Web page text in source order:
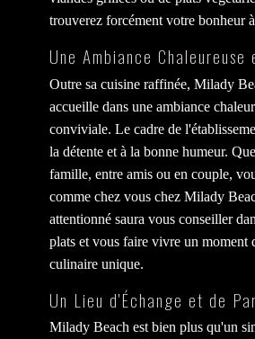
trouverez forcément votre bonheur
Une Ambiance
Outre sa cuisine raffinée, Milady
accueille dans une ambiance
conviviale. Le cadre de
la détente et à la bonne humeur.
famille, entre amis ou en couple,
comme chez vous chez Milady
attentionné saura vous conseiller
plats et vous faire vivre un moment
culinaire unique.
Un Lieu d'Échange et de
Milady Beach est bien plus qu'un